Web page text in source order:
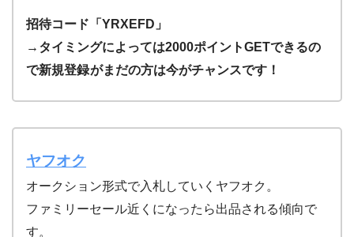
招待コード「YRXEFD」
→タイミングによっては2000ポイントGETできるの
で新規登録がまだの方は今がチャンスです！
ヤフオク
オークション形式で入札していくヤフオク。
ファミリーセール近くになったら出品される傾向で
す。